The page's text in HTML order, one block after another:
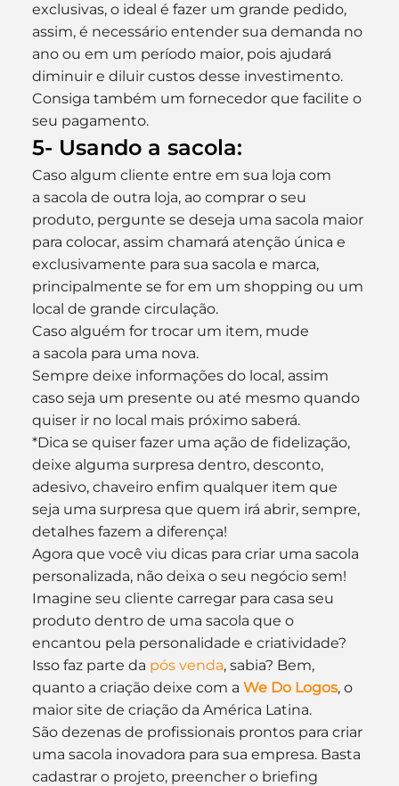
exclusivas, o ideal é fazer um grande pedido,
assim, é necessário entender sua demanda no
ano ou em um período maior, pois ajudará
diminuir e diluir custos desse investimento.
Consiga também um fornecedor que facilite o
seu pagamento.
5- Usando a sacola:
Caso algum cliente entre em sua loja com
a sacola de outra loja, ao comprar o seu
produto, pergunte se deseja uma sacola maior
para colocar, assim chamará atenção única e
exclusivamente para sua sacola e marca,
principalmente se for em um shopping ou um
local de grande circulação.
Caso alguém for trocar um item, mude
a sacola para uma nova.
Sempre deixe informações do local, assim
caso seja um presente ou até mesmo quando
quiser ir no local mais próximo saberá.
*Dica se quiser fazer uma ação de fidelização,
deixe alguma surpresa dentro, desconto,
adesivo, chaveiro enfim qualquer item que
seja uma surpresa que quem irá abrir, sempre,
detalhes fazem a diferença!
Agora que você viu dicas para criar uma sacola
personalizada, não deixa o seu negócio sem!
Imagine seu cliente carregar para casa seu
produto dentro de uma sacola que o
encantou pela personalidade e criatividade?
Isso faz parte da pós venda, sabia? Bem,
quanto a criação deixe com a We Do Logos, o
maior site de criação da América Latina.
São dezenas de profissionais prontos para criar
uma sacola inovadora para sua empresa. Basta
cadastrar o projeto, preencher o briefing